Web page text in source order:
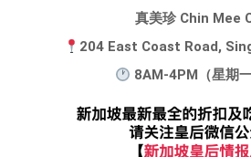
真美珍 Chin Mee
204 East Coast Road,
8AM-4PM（星期一